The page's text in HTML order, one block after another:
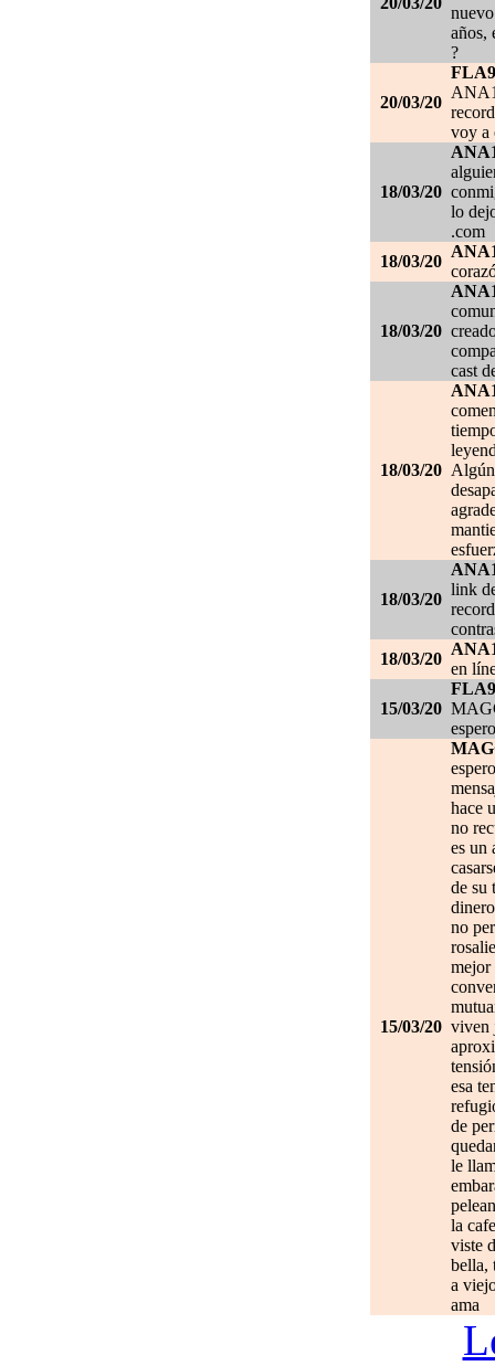
años,
?
20/03/20
voy a
18/03/20
lo
.com
18/03/20
18/03/20
cast
18/03/20
18/03/20
link
18/03/20
en
15/03/20
15/03/20
hace
no
es un
de su
no
mejor
viven
esa
de
le
la
viste
bella,
a
ama